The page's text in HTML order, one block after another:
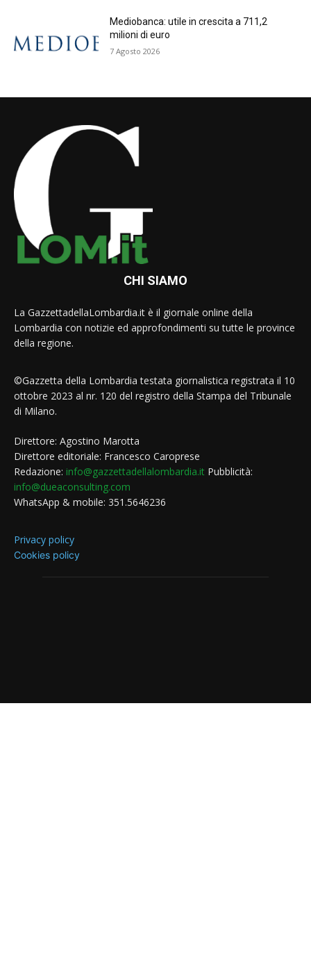
Mediobanca: utile in crescita a 711,2
milioni di euro
7 Agosto 2026
CHI SIAMO
La GazzettadellaLombardia.it è il giornale online della
Lombardia con notizie ed approfondimenti su tutte le province
della regione.
©Gazzetta della Lombardia testata giornalistica registrata il 10
ottobre 2023 al nr. 120 del registro della Stampa del Tribunale
di Milano.
Direttore: Agostino Marotta
Direttore editoriale: Francesco Caroprese
Redazione: info@gazzettadellalombardia.it Pubblicità:
info@dueaconsulting.com
WhatsApp & mobile: 351.5646236
Privacy policy
Cookies policy